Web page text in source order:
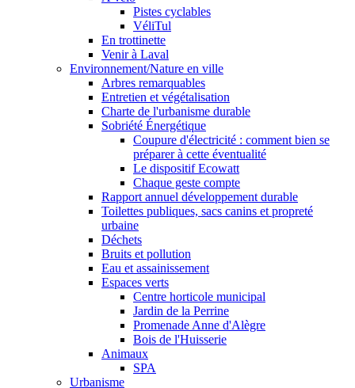
Pistes cyclables
VéliTul
En trottinette
Venir à Laval
Environnement/Nature en ville
Arbres remarquables
Entretien et végétalisation
Charte de l'urbanisme durable
Sobriété Énergétique
Coupure d'électricité : comment bien se
préparer à cette éventualité
Le dispositif Ecowatt
Chaque geste compte
Rapport annuel développement durable
Toilettes publiques, sacs canins et propreté
urbaine
Déchets
Bruits et pollution
Eau et assainissement
Espaces verts
Centre horticole municipal
Jardin de la Perrine
Promenade Anne d'Alègre
Bois de l'Huisserie
Animaux
SPA
Urbanisme